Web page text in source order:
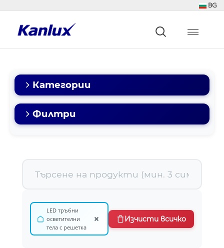
BG
główna
Категории
Филтри
LED тръбни
осветителни
тела с решетка
× Изчисти всичко